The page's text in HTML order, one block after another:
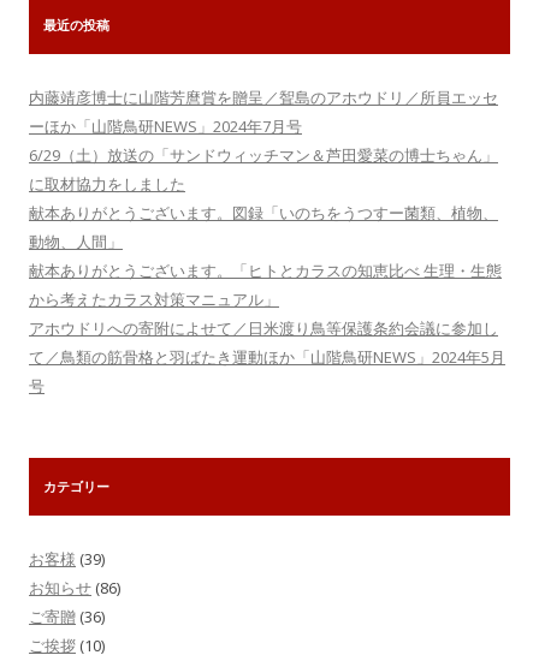
最近の投稿
内藤靖彦博士に山階芳麿賞を贈呈／聟島のアホウドリ／所員エッセ
ーほか「山階鳥研NEWS」2024年7月号
6/29（土）放送の「サンドウィッチマン＆芦田愛菜の博士ちゃん」
に取材協力をしました
献本ありがとうございます。図録「いのちをうつすー菌類、植物、
動物、人間」
献本ありがとうございます。「ヒトとカラスの知恵比べ 生理・生態
から考えたカラス対策マニュアル」
アホウドリへの寄附によせて／日米渡り鳥等保護条約会議に参加し
て／鳥類の筋骨格と羽ばたき運動ほか「山階鳥研NEWS」2024年5月
号
カテゴリー
お客様 (39)
お知らせ (86)
ご寄贈 (36)
ご挨拶 (10)